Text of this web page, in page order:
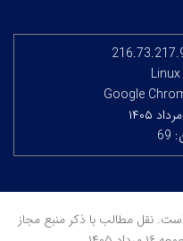
نقل مطالب با ذکر منبع مجاز